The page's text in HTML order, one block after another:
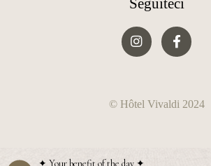
Seguiteci
© Hôtel Vivaldi 2024